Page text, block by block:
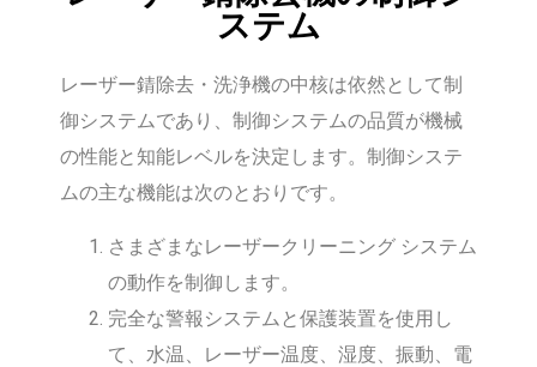
ステム
レーザー錆除去・洗浄機の中核は依然として制
御システムであり、制御システムの品質が機械
の性能と知能レベルを決定します。制御システ
ムの主な機能は次のとおりです。
さまざまなレーザークリーニング システム
の動作を制御します。
完全な警報システムと保護装置を使用し
て、水温、レーザー温度、湿度、振動、電